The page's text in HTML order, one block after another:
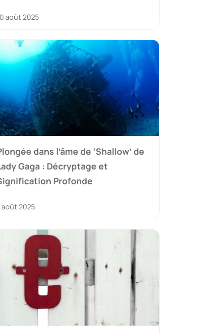
août 2025
dans l’âme de ‘Shallow’ de
Gaga : Décryptage et
Profonde
août 2025